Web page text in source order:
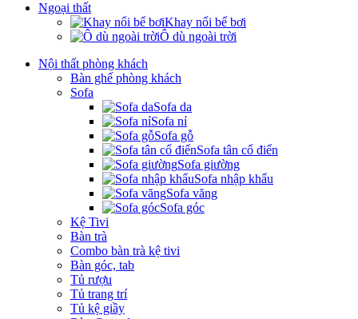
Ngoại thất
Khay nổi bể bơi
Ô dù ngoài trời
Nội thất phòng khách
Bàn ghế phòng khách
Sofa
Sofa da
Sofa nỉ
Sofa gỗ
Sofa tân cổ điển
Sofa giường
Sofa nhập khẩu
Sofa văng
Sofa góc
Kệ Tivi
Bàn trà
Combo bàn trà kệ tivi
Bàn góc, tab
Tủ rượu
Tủ trang trí
Tủ kệ giầy